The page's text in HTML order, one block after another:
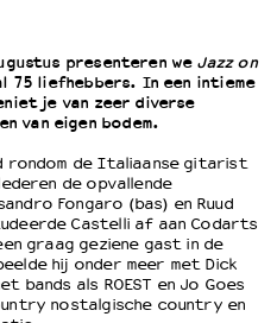
presenteren we Jazz on
75 liefhebbers. In een intieme
je van zeer diverse
van eigen bodem.
rondom de Italiaanse gitarist
de opvallende
Fongaro (bas) en Ruud
Castelli af aan Codarts
graag geziene gast in de
hij onder meer met Dick
bands als ROEST en Jo Goes
nostalgische country en